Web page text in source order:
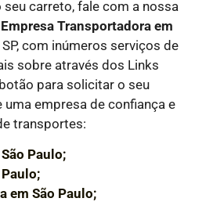
seu carreto, fale com a nossa
Empresa Transportadora em
com inúmeros serviços de
sobre através dos Links
para solicitar o seu
empresa de confiança e
transportes:
Paulo;
em São Paulo;